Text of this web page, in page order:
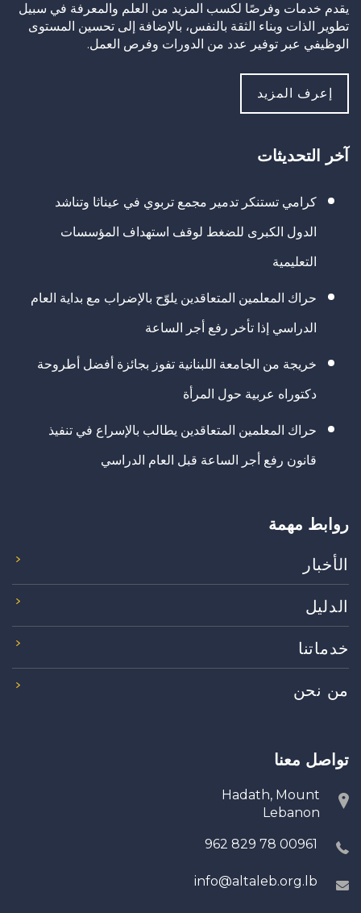
يقدم خدمات وفرصًا لكسب المزيد من العلم والمعرفة في سبيل
تطوير الذات وبناء الثقة بالنفس، بالإضافة إلى تحسين المستوى
الوظيفي عبر توفير عدد من الدورات وفرص العمل.
إعرف المزيد
آخر التحديثات
كرامي تستنكر تدمير مجمع تربوي في عيناثا وتناشد
الدول الكبرى للضغط لوقف استهداف المؤسسات
التعليمية
حراك المعلمين المتعاقدين يلوّح بالإضراب مع بداية العام
الدراسي إذا تأخر رفع أجر الساعة
خريجة من الجامعة اللبنانية تفوز بجائزة أفضل أطروحة
دكتوراه عربية حول المرأة
حراك المعلمين المتعاقدين يطالب بالإسراع في تنفيذ
قانون رفع أجر الساعة قبل العام الدراسي
روابط مهمة
الأخبار
الدليل
خدماتنا
من نحن
تواصل معنا
Hadath, Mount
Lebanon
00961 78 829 962
info@altaleb.org.lb